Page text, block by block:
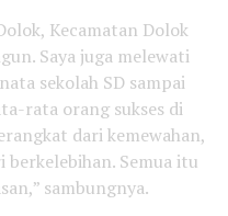
Kecamatan Dolok
Saya juga melewati
sekolah SD sampai
rata orang sukses di
dari kemewahan,
berkelebihan. Semua itu
sambungnya.